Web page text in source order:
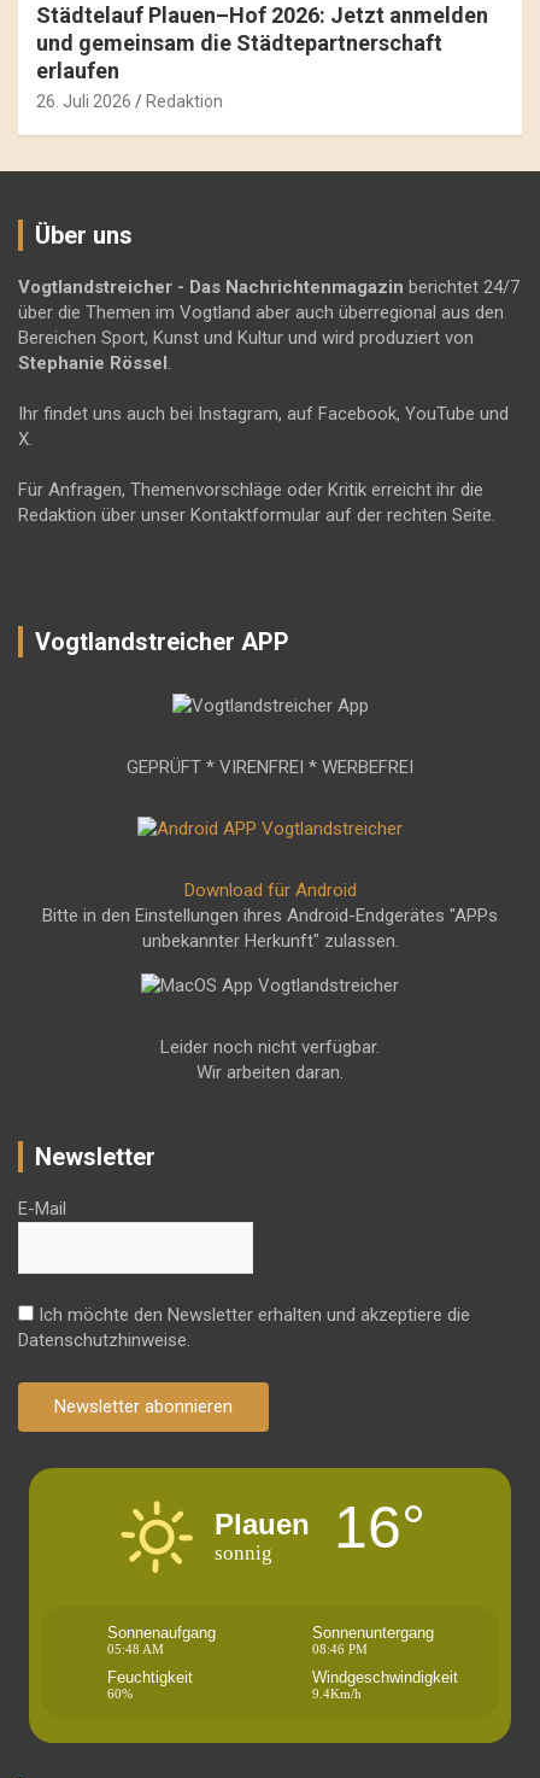
Städtelauf Plauen–Hof 2026: Jetzt anmelden
und gemeinsam die Städtepartnerschaft
erlaufen
26. Juli 2026 Redaktion
Über uns
Vogtlandstreicher - Das Nachrichtenmagazin berichtet 24/7
über die Themen im Vogtland aber auch überregional aus den
Bereichen Sport, Kunst und Kultur und wird produziert von
Stephanie Rössel.
Ihr findet uns auch bei Instagram, auf Facebook, YouTube und
X.
Für Anfragen, Themenvorschläge oder Kritik erreicht ihr die
Redaktion über unser Kontaktformular auf der rechten Seite.
Vogtlandstreicher APP
GEPRÜFT * VIRENFREI * WERBEFREI
Download für Android
Bitte in den Einstellungen ihres Android-Endgerätes "APPs
unbekannter Herkunft" zulassen.
Leider noch nicht verfügbar.
Wir arbeiten daran.
Newsletter
E-Mail
Ich möchte den Newsletter erhalten und akzeptiere die
Datenschutzhinweise.
Newsletter abonnieren
Plauen
sonnig 16°
Sonnenaufgang
05:48 AM
Sonnenuntergang
08:46 PM
Feuchtigkeit
60%
Windgeschwindigkeit
9.4Km/h